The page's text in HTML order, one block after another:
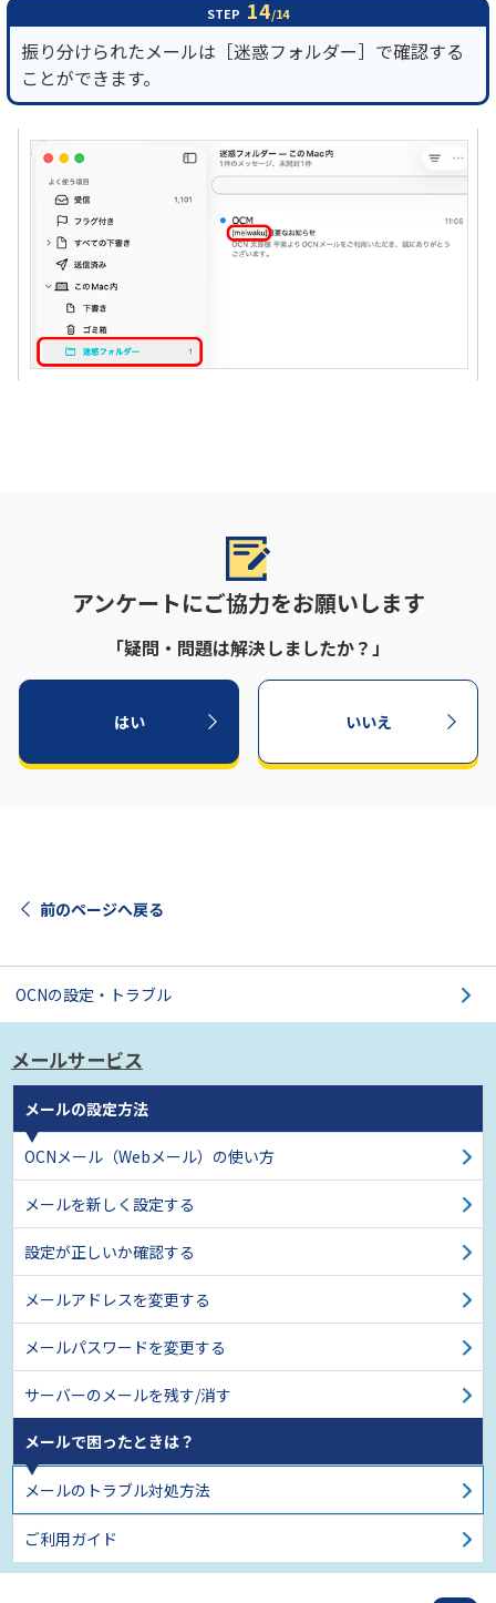
STEP 14/14
振り分けられたメールは［迷惑フォルダー］で確認する
ことができます。
アンケートにご協力をお願いします
「疑問・問題は解決しましたか？」
はい いいえ
前のページへ戻る
OCNの設定・トラブル
メールサービス
メールの設定方法
OCNメール（Webメール）の使い方
メールを新しく設定する
設定が正しいか確認する
メールアドレスを変更する
メールパスワードを変更する
サーバーのメールを残す/消す
メールで困ったときは？
メールのトラブル対処方法
ご利用ガイド